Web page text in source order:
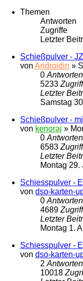
Themen
Antworten
Zugriffe
Letzter
Schießpulver -
von Androidin »
0Antworten
5233
Letzter
Samstag
Schießpulver -
von kenoraj »
0Antworten
6583
Letzter
Montag
Schiesspulver -
von dso-karten-
0Antworten
4689
Letzter
Montag 1.
Schiesspulver -
von dso-karten-
2Antworten
10018